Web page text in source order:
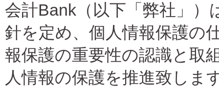
会計Bank（以下「弊社」）
針を定め、個人情報保護の
報保護の重要性の認識と取
人情報の保護を推進致しま